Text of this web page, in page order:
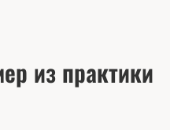
из практики